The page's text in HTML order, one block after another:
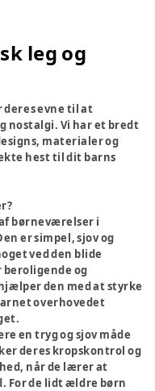
leg og
deres evne til at
nostalgi. Vi har et bredt
materialer og
hest til dit barns
børneværelser i
er simpel, sjov og
ved den blide
beroligende og
den med at styrke
overhovedet
en tryg og sjov måde
deres kropskontrol og
når de lærer at
For de lidt ældre børn